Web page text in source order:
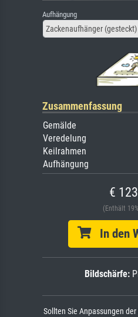
Aufhängung
Zackenaufhänger (gesteckt)
Zusammenfassung
Gemälde
Veredelung
Keilrahmen
Aufhängung
€
(Enthält
In den
Bildschärfe:
Sollten Sie Anpassungen